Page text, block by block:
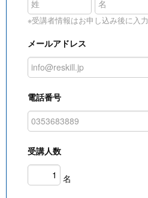
※受講者情報はお申し込み後に入力
メールアドレス
電話番号
受講人数
名